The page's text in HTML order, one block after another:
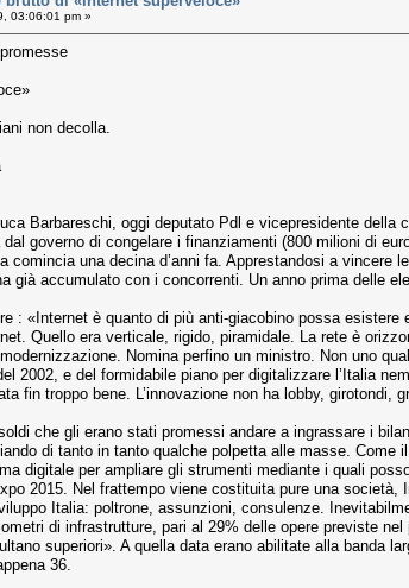
03:06:01 pm »
non decolla.
Barbareschi, oggi de­putato Pdl e vicepresidente
governo di congelare i finan­ziamenti (800 milioni di
una decina d’anni fa. Apprestandosi a vincere
già accumulato con i concorrenti. Un an­no prima delle
: «Internet è quanto di più anti-giacobino possa
Quello era verticale, rigi­do, piramidale. La rete è
Nomina perfino un ministro. Non uno
2002, e del formidabile piano per digi­talizzare l’Italia
fin troppo bene. L’innovazione non ha lobby, girotondi,
che gli erano stati promes­si andare a ingrassare i
di tanto in tanto qualche pol­petta alle masse. Come
digitale per ampliare gli strumenti me­diante i quali
2015. Nel frattempo viene costituita pure una
Italia: poltrone, assunzioni, consulenze.
di infrastrut­ture, pari al 29% delle opere previste
superiori». A quella data erano abilitate alla banda
36.